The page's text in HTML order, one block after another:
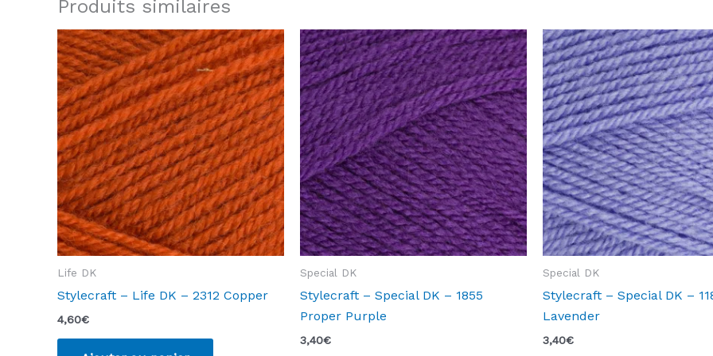
Produits similaires
Life DK
Stylecraft – Life DK – 2312 Copper
4,60€
Special DK
Stylecraft – Special DK – 1855
Proper Purple
3,40€
Special DK
Stylecraft – Special DK –
Lavender
3,40€